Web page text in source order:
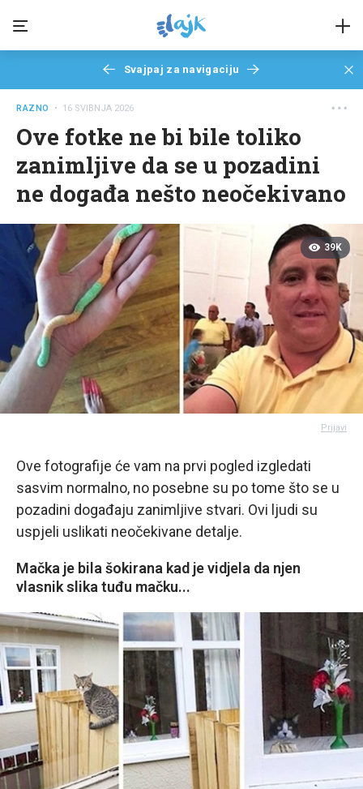
Svajpaj za navigaciju
RAZNO • 16 SVIBNJA 2026
Ove fotke ne bi bile toliko
zanimljive da se u pozadini
ne događa nešto neočekivano
39K
Prijavi
Ove fotografije će vam na prvi pogled izgledati
sasvim normalno, no posebne su po tome što se u
pozadini događaju zanimljive stvari. Ovi ljudi su
uspjeli uslikati neočekivane detalje.
Mačka je bila šokirana kad je vidjela da njen
vlasnik slika tuđu mačku...